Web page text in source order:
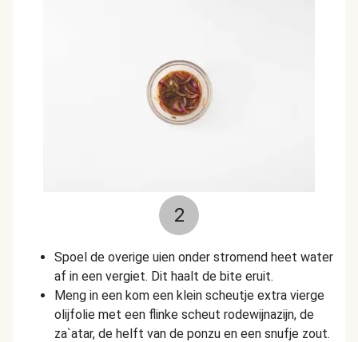
2
Spoel de overige uien onder stromend heet water
af in een vergiet. Dit haalt de bite eruit.
Meng in een kom een ​​klein scheutje extra vierge
olijfolie met een flinke scheut rodewijnazijn, de
za`atar, de helft van de ponzu en een snufje zout.